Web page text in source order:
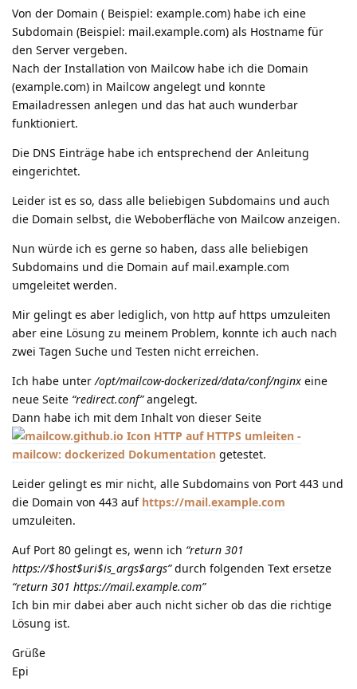
Von der Domain ( Beispiel: example.com) habe ich eine
Subdomain (Beispiel: mail.example.com) als Hostname für
den Server vergeben.
Nach der Installation von Mailcow habe ich die Domain
(example.com) in Mailcow angelegt und konnte
Emailadressen anlegen und das hat auch wunderbar
funktioniert.
Die DNS Einträge habe ich entsprechend der Anleitung
eingerichtet.
Leider ist es so, dass alle beliebigen Subdomains und auch
die Domain selbst, die Weboberfläche von Mailcow anzeigen.
Nun würde ich es gerne so haben, dass alle beliebigen
Subdomains und die Domain auf mail.example.com
umgeleitet werden.
Mir gelingt es aber lediglich, von http auf https umzuleiten
aber eine Lösung zu meinem Problem, konnte ich auch nach
zwei Tagen Suche und Testen nicht erreichen.
Ich habe unter /opt/mailcow-dockerized/data/conf/nginx eine
neue Seite “redirect.conf”angelegt.
Dann habe ich mit dem Inhalt von dieser Seite
HTTP auf HTTPS umleiten -
mailcow: dockerized Dokumentation getestet.
Leider gelingt es mir nicht, alle Subdomains von Port 443 und
die Domain von 443 auf https://mail.example.com
umzuleiten.
Auf Port 80 gelingt es, wenn ich “return 301
https://$host$uri$is_args$args”durch folgenden Text ersetze
“return 301 https://mail.example.com”
Ich bin mir dabei aber auch nicht sicher ob das die richtige
Lösung ist.
Grüße
Epi